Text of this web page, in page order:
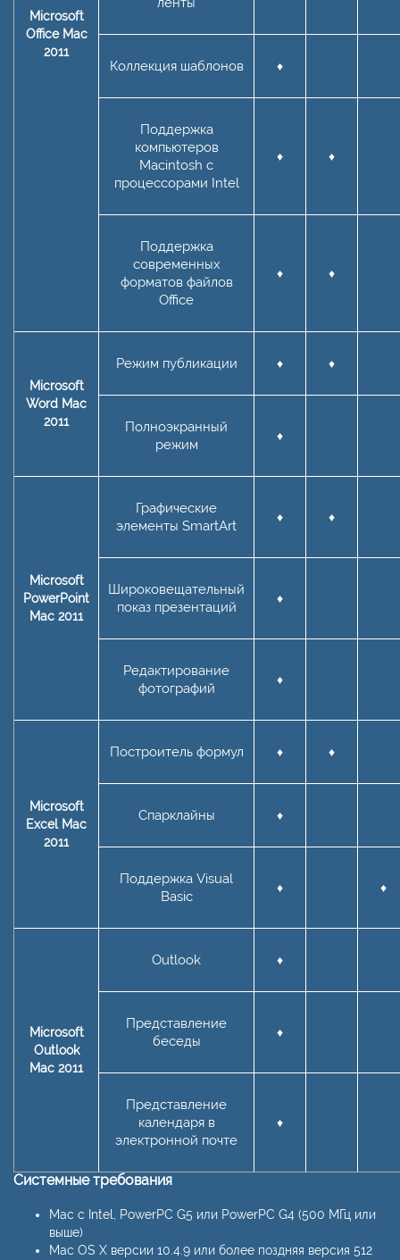
Microsoft
Office Mac
2011
Коллекция шаблонов ♦
Поддержка
компьютеров
Macintosh с
процессорами Intel
♦ ♦
Поддержка
современных
форматов файлов
Office
♦ ♦
Microsoft
Word Mac
2011
Режим публикации ♦ ♦
Полноэкранный
режим
♦
Microsoft
PowerPoint
Mac 2011
Графические
элементы SmartArt
♦ ♦
Широковещательный
показ презентаций
♦
Редактирование
фотографий
♦
Microsoft
Excel Mac
2011
Построитель формул ♦ ♦
Спарклайны ♦
Поддержка Visual
Basic
♦ ♦
Microsoft
Outlook
Mac 2011
Outlook ♦
Представление
беседы
♦
Представление
календаря в
электронной почте
♦
Системные требования
Mac с Intel, PowerPC G5 или PowerPC G4 (500 МГц или
выше)
Mac OS X версии 10.4.9 или более поздняя версия 512